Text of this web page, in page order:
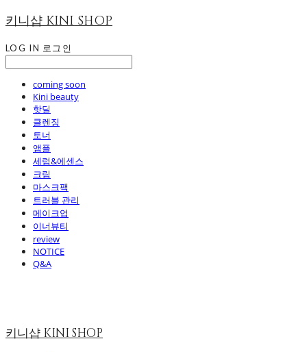
키니샵 KINI SHOP
LOG IN 로그인
coming soon
Kini beauty
핫딜
클렌징
토너
앰플
세럼&에센스
크림
마스크팩
트러블 관리
메이크업
이너뷰티
review
NOTICE
Q&A
키니샵 KINI SHOP